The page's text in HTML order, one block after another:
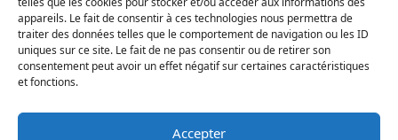
appareils. Le fait de consentir à ces technologies nous permettra de
traiter des données telles que le comportement de navigation ou les ID
uniques sur ce site. Le fait de ne pas consentir ou de retirer son
consentement peut avoir un effet négatif sur certaines caractéristiques
et fonctions.
Accepter